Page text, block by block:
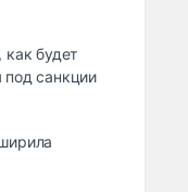
как будет
под санкции